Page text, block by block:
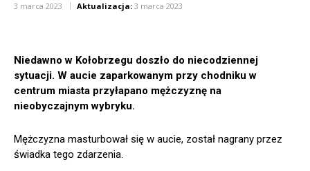
3 marca 2023 Aktualizacja: 3 marca 2023
Niedawno w Kołobrzegu doszło do niecodziennej
sytuacji. W aucie zaparkowanym przy chodniku w
centrum miasta przyłapano mężczyznę na
nieobyczajnym wybryku.
Mężczyzna masturbował się w aucie, został nagrany przez
świadka tego zdarzenia.